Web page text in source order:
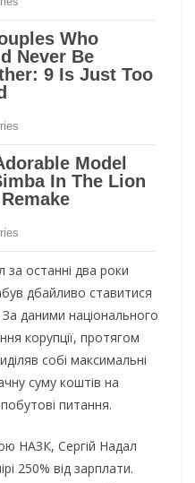
останні два роки
дбайливо ставитися
даними національного
корупції, протягом
собі максимальні
суму коштів на
питання.
НАЗК, Сергій Надал
250% від зарплати.